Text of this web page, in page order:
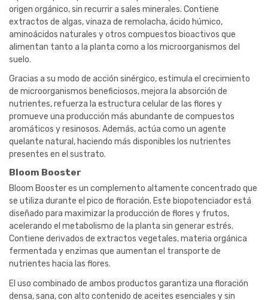
origen orgánico, sin recurrir a sales minerales. Contiene
extractos de algas, vinaza de remolacha, ácido húmico,
aminoácidos naturales y otros compuestos bioactivos que
alimentan tanto a la planta como a los microorganismos del
suelo.
Gracias a su modo de acción sinérgico, estimula el crecimiento
de microorganismos beneficiosos, mejora la absorción de
nutrientes, refuerza la estructura celular de las flores y
promueve una producción más abundante de compuestos
aromáticos y resinosos. Además, actúa como un agente
quelante natural, haciendo más disponibles los nutrientes
presentes en el sustrato.
Bloom Booster
Bloom Booster es un complemento altamente concentrado que
se utiliza durante el pico de floración. Este biopotenciador está
diseñado para maximizar la producción de flores y frutos,
acelerando el metabolismo de la planta sin generar estrés.
Contiene derivados de extractos vegetales, materia orgánica
fermentada y enzimas que aumentan el transporte de
nutrientes hacia las flores.
El uso combinado de ambos productos garantiza una floración
densa, sana, con alto contenido de aceites esenciales y sin